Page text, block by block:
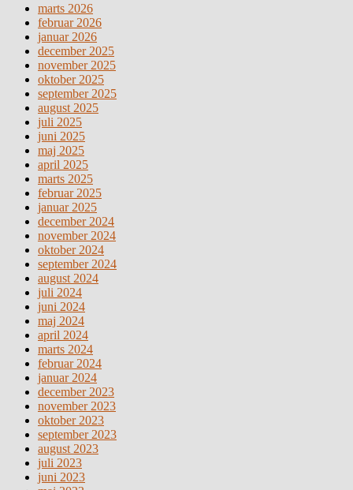
marts 2026
februar 2026
januar 2026
december 2025
november 2025
oktober 2025
september 2025
august 2025
juli 2025
juni 2025
maj 2025
april 2025
marts 2025
februar 2025
januar 2025
december 2024
november 2024
oktober 2024
september 2024
august 2024
juli 2024
juni 2024
maj 2024
april 2024
marts 2024
februar 2024
januar 2024
december 2023
november 2023
oktober 2023
september 2023
august 2023
juli 2023
juni 2023